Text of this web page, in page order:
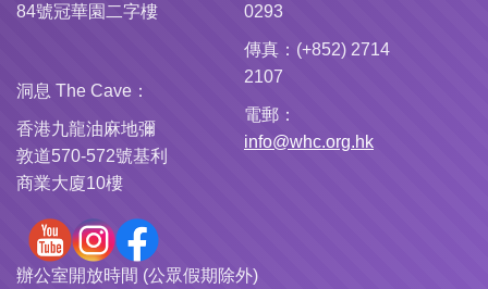
84號冠華園二字樓
洞息 The Cave：
香港九龍油麻地彌
敦道570-572號基利
商業大廈10樓
0293
傳真：(+852) 2714
2107
電郵：
info@whc.org.hk
辦公室開放時間 (公眾假期除外)